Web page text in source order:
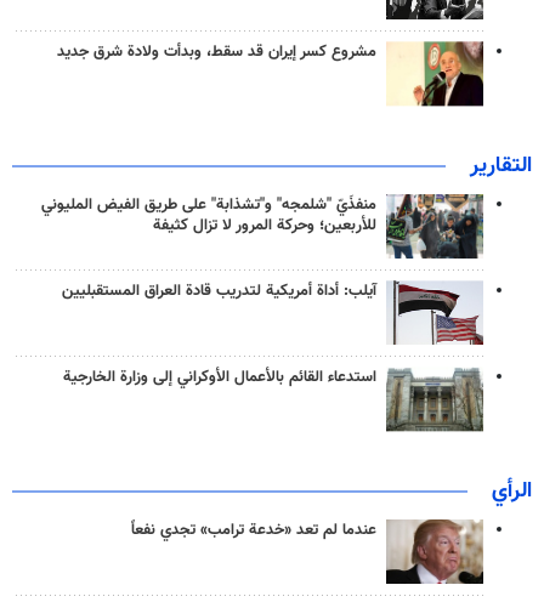
مشروع كسر إيران قد سقط، وبدأت ولادة شرق جديد
التقارير
منفذَيّ "شلمجه" و"تشذابة" على طريق الفيض المليوني
للأربعين؛ وحركة المرور لا تزال كثيفة
آيلب: أداة أمريكية لتدريب قادة العراق المستقبليين
استدعاء القائم بالأعمال الأوكراني إلى وزارة الخارجية
الرأي
عندما لم تعد «خدعة ترامب» تجدي نفعاً